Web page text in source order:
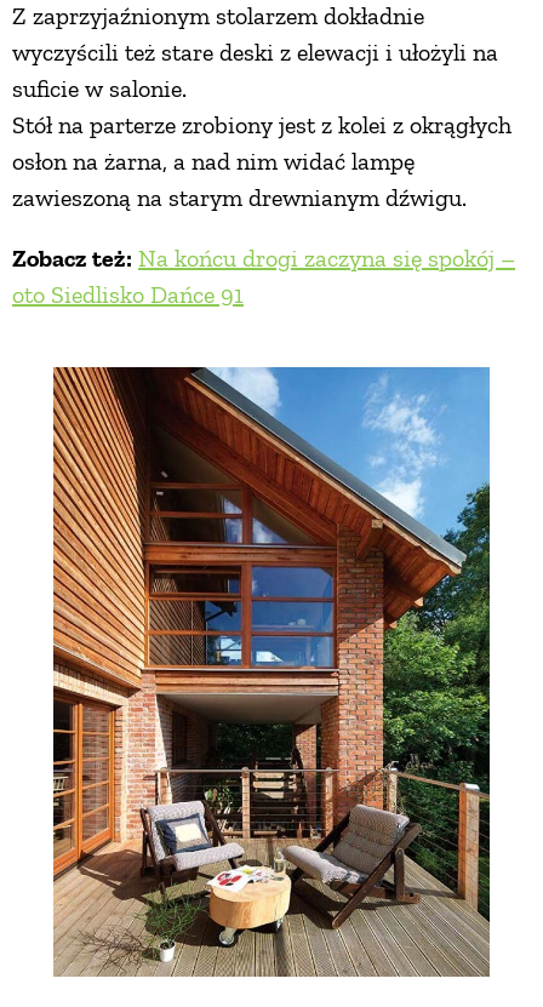
Z zaprzyjaźnionym stolarzem dokładnie
wyczyścili też stare deski z elewacji i ułożyli na
suficie w salonie.
Stół na parterze zrobiony jest z kolei z okrągłych
osłon na żarna, a nad nim widać lampę
zawieszoną na starym drewnianym dźwigu.
Zobacz też: Na końcu drogi zaczyna się spokój –
oto Siedlisko Dańce 91